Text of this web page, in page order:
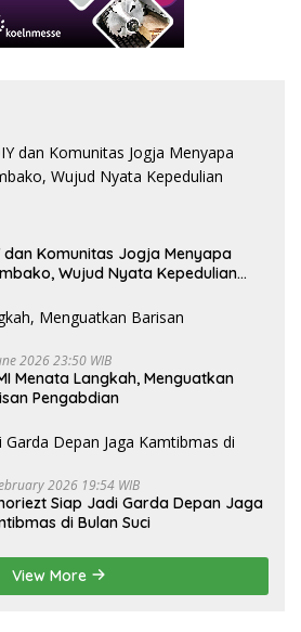
dan Komunitas Jogja Menyapa
Wujud Nyata Kepedulian
2026 23:50 WIB
Menata Langkah, Menguatkan
Pengabdian
2026 19:54 WIB
Siap Jadi Garda Depan Jaga
di Bulan Suci
View More